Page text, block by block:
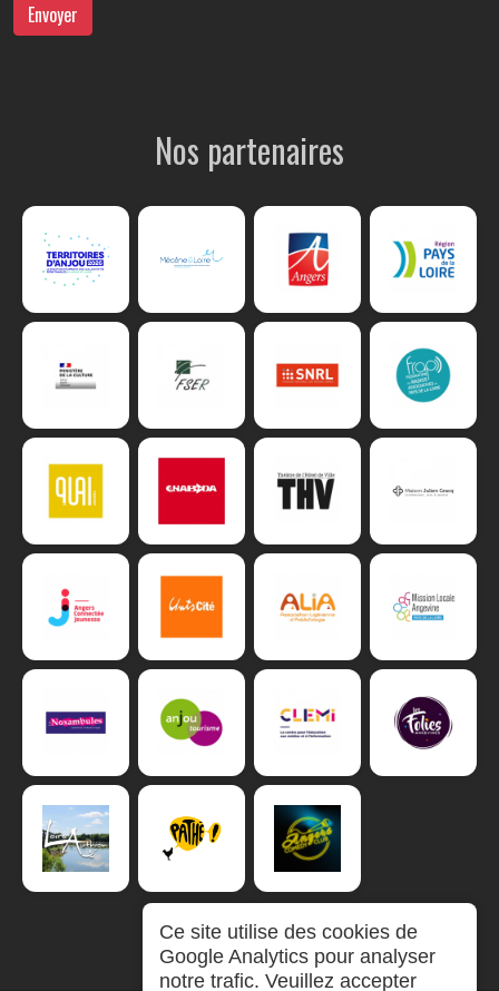
Envoyer
Nos partenaires
Ce site utilise des cookies de
Google Analytics pour analyser
notre trafic. Veuillez accepter